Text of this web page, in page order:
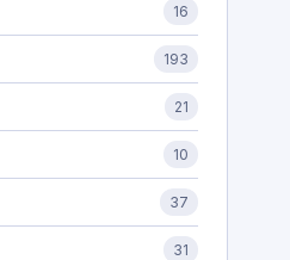
16
193
21
10
37
31